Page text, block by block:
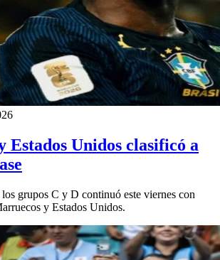
Estados Unidos clasificó a
grupos C y D continuó este viernes con
y Estados Unidos.